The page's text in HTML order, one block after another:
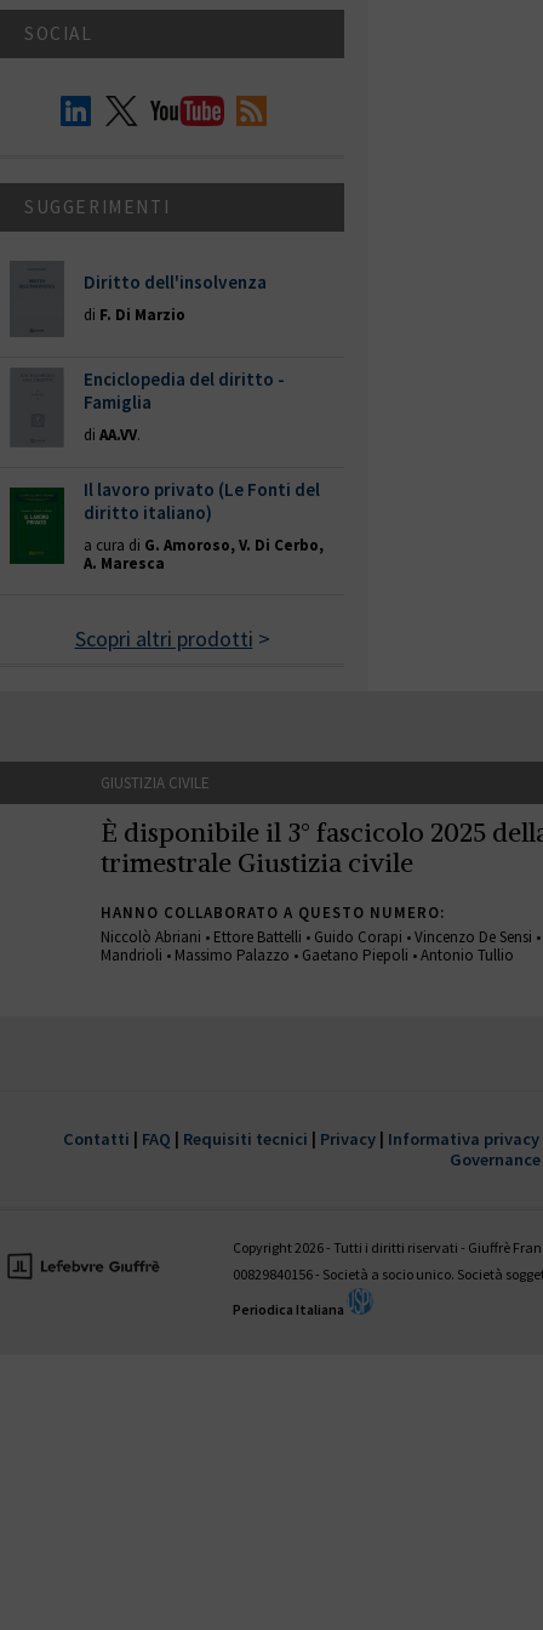
SOCIAL
SUGGERIMENTI
Diritto dell'insolvenza
di F. Di Marzio
Enciclopedia del diritto -
Famiglia
di AA.VV.
Il lavoro privato (Le Fonti del
diritto italiano)
a cura di G. Amoroso, V. Di Cerbo,
A. Maresca
Scopri altri prodotti >
GIUSTIZIA CIVILE
È disponibile il 3° fascicolo 2025
trimestrale Giustizia civile
HANNO COLLABORATO A QUESTO NUMERO:
Niccolò Abriani • Ettore Battelli • Guido Corapi • Vincenzo De Sensi
Mandrioli • Massimo Palazzo • Gaetano Piepoli • Antonio Tullio
trimestrale Giustizia civile
Contatti | FAQ | Requisiti tecnici | Privacy | Informativa
Governance
Copyright 2026 - Tutti i diritti riservati - Giuffrè
00829840156 - Società a socio unico. Società
Periodica Italiana